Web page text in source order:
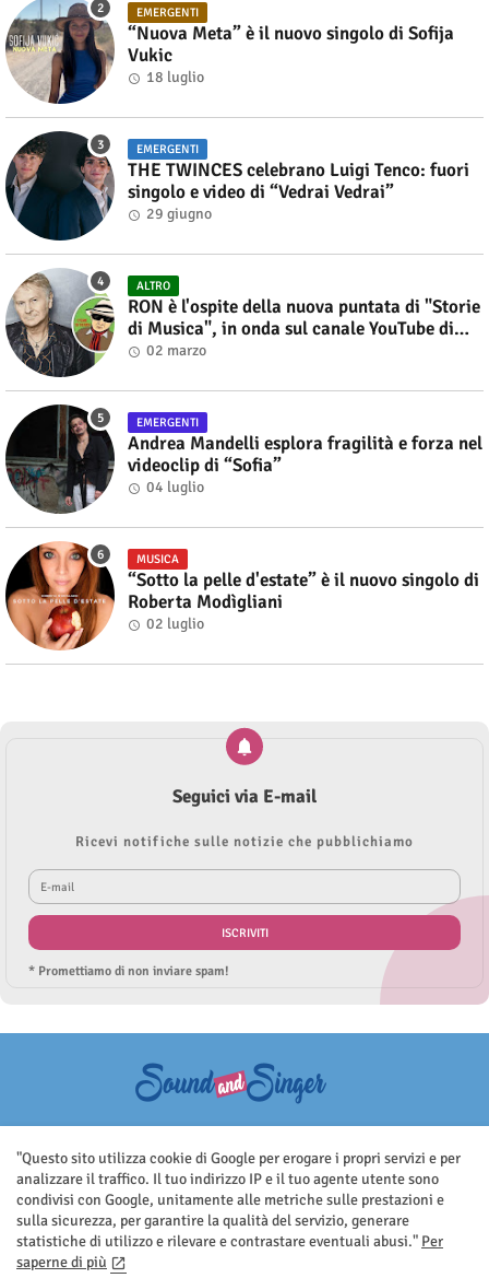
EMERGENTI
“Nuova Meta” è il nuovo singolo di Sofija
Vukic
18 luglio
EMERGENTI
THE TWINCES celebrano Luigi Tenco: fuori
singolo e video di “Vedrai Vedrai”
29 giugno
ALTRO
RON è l'ospite della nuova puntata di "Storie
di Musica", in onda sul canale YouTube di
Alberto Salerno
02 marzo
EMERGENTI
Andrea Mandelli esplora fragilità e forza nel
videoclip di “Sofia”
04 luglio
MUSICA
“Sotto la pelle d'estate” è il nuovo singolo di
Roberta Modìgliani
02 luglio
Seguici via E-mail
Ricevi notifiche sulle notizie che pubblichiamo
* Promettiamo di non inviare spam!
aggiornato senza nessuna periodicità. Non può pertanto considerarsi
un prodotto editoriale ai sensi della legge n.62 del 7.03.2001
Home
"Questo sito utilizza cookie di Google per erogare i propri servizi e per
analizzare il traffico. Il tuo indirizzo IP e il tuo agente utente sono
condivisi con Google, unitamente alle metriche sulle prestazioni e
sulla sicurezza, per garantire la qualità del servizio, generare
statistiche di utilizzo e rilevare e contrastare eventuali abusi." Per
saperne di più